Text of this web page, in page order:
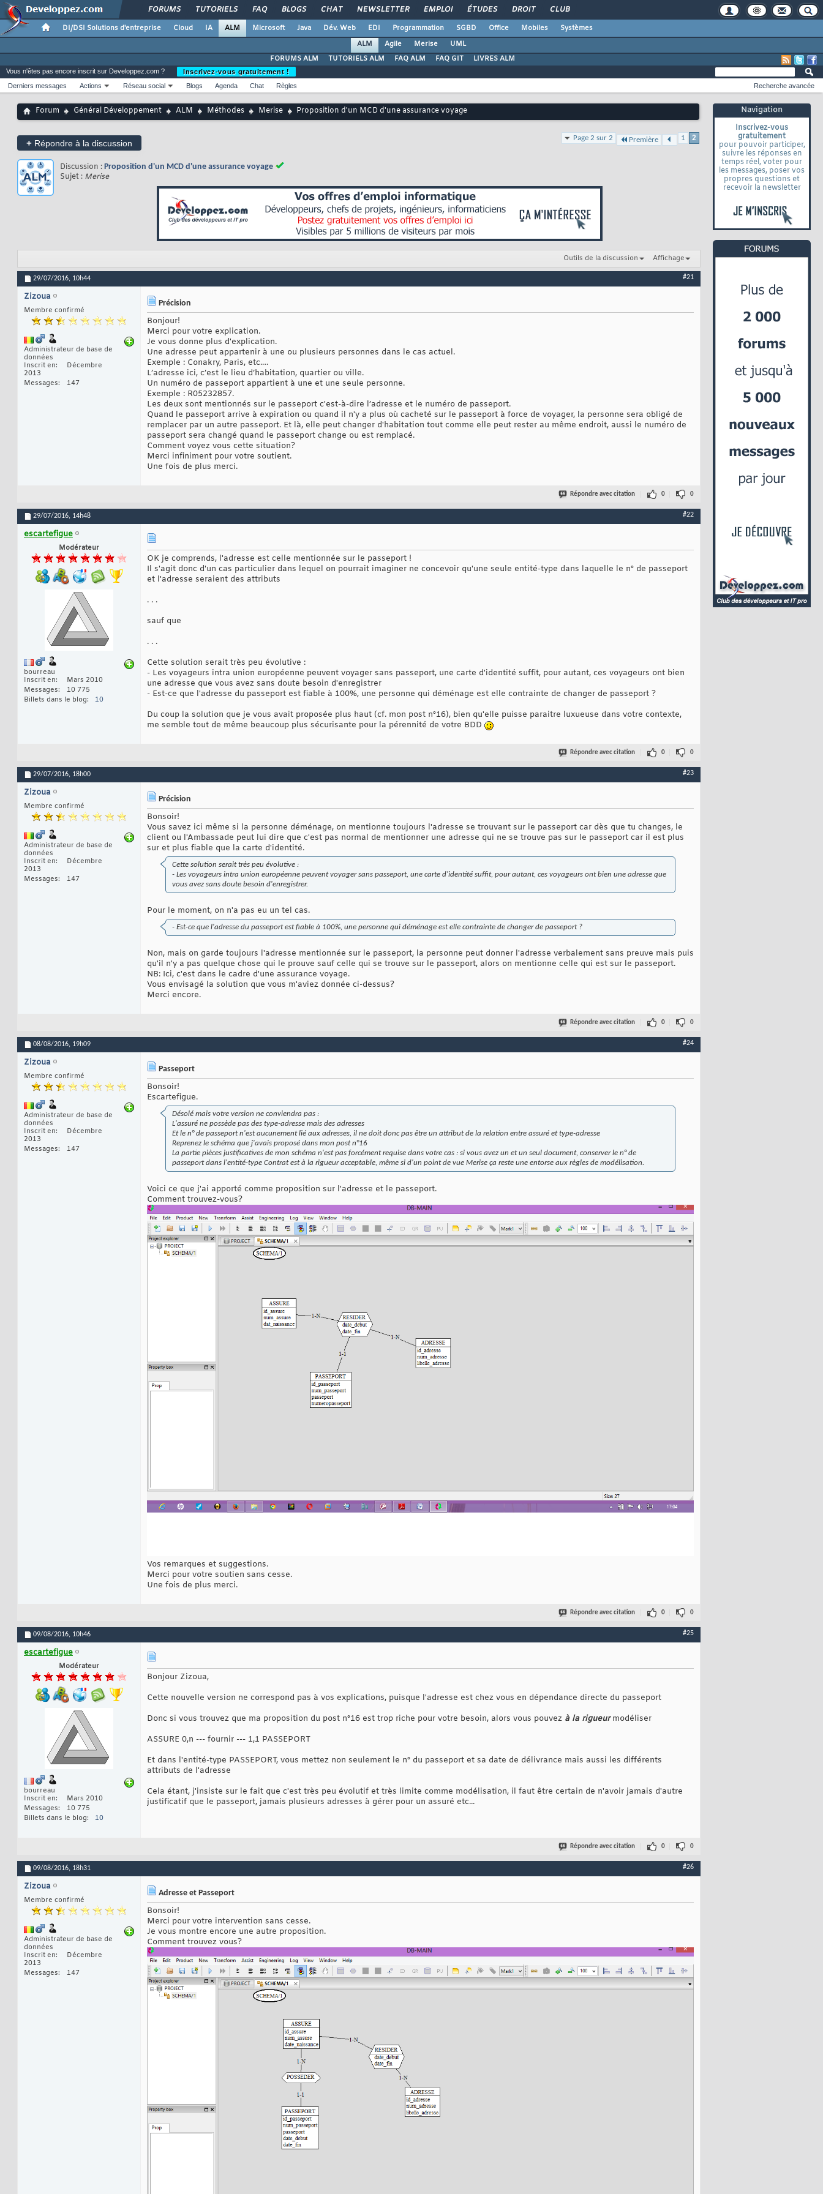
FORUMS TUTORIELS FAQ BLOGS CHAT NEWSLETTER EMPLOI ÉTUDES DROIT CLUB
DI/DSI Solutions d'entreprise Cloud IA ALM Microsoft Java Dév. Web EDI Programmation SGBD Office Mobiles
Systèmes
ALM
Agile Merise
UML
FORUMS ALM
TUTORIELS ALM FAQ ALM FAQ GIT LIVRES ALM
Navigation
Inscrivez-vous
gratuitement
pour pouvoir participer,
suivre les réponses en
temps réel, voter pour
les messages, poser vos
propres questions et
recevoir la newsletter
Vous n'êtes pas encore inscrit sur Developpez.com ?
Inscrivez-vous gratuitement !
Derniers messages
Actions Réseau social Blogs Agenda Chat Règles Recherche avancée
Forum Général Développement ALM Méthodes Merise Proposition d'un MCD d'une assurance voyage
+ Répondre à la discussion
Page 2 sur 2 Première 1 2
Discussion : Proposition d'un MCD d'une assurance voyage
Sujet : Merise
Outils de la discussion Affichage
29/07/2016, 10h44 #21
Zizoua
Membre confirmé
Administrateur de base de
données
Inscrit en
Décembre
2013
Messages
147
Précision
Bonjour!
Merci pour votre explication.
Je vous donne plus d'explication.
Une adresse peut appartenir à une ou plusieurs personnes dans le cas actuel.
Exemple : Conakry, Paris, etc.…
L’adresse ici, c’est le lieu d’habitation, quartier ou ville.
Un numéro de passeport appartient à une et une seule personne.
Exemple : R05232857.
Les deux sont mentionnés sur le passeport c'est-à-dire l’adresse et le numéro de passeport.
Quand le passeport arrive à expiration ou quand il n'y a plus où cacheté sur le passeport à force de voyager, la personne sera obligé de
remplacer par un autre passeport. Et là, elle peut changer d'habitation tout comme elle peut rester au même endroit, aussi le numéro de
passeport sera changé quand le passeport change ou est remplacé.
Comment voyez vous cette situation?
Merci infiniment pour votre soutient.
Une fois de plus merci.
Répondre avec citation 0 0
29/07/2016, 14h48 #22
escartefigue
Modérateur
bourreau
Inscrit en
Mars 2010
Messages
10 775
Billets dans le blog
10
OK je comprends, l'adresse est celle mentionnée sur le passeport !
Il s'agit donc d'un cas particulier dans lequel on pourrait imaginer ne concevoir qu'une seule entité-type dans laquelle le n° de passeport
et l'adresse seraient des attributs
. . .
sauf que
. . .
Cette solution serait très peu évolutive :
- Les voyageurs intra union européenne peuvent voyager sans passeport, une carte d'identité suffit, pour autant, ces voyageurs ont bien
une adresse que vous avez sans doute besoin d'enregistrer
- Est-ce que l'adresse du passeport est fiable à 100%, une personne qui déménage est elle contrainte de changer de passeport ?
Du coup la solution que je vous avait proposée plus haut (cf. mon post n°16), bien qu'elle puisse paraitre luxueuse dans votre contexte,
me semble tout de même beaucoup plus sécurisante pour la pérennité de votre BDD
Répondre avec citation 0 0
29/07/2016, 18h00 #23
Zizoua
Membre confirmé
Administrateur de base de
données
Inscrit en
Décembre
2013
Messages
147
Précision
Bonsoir!
Vous savez ici même si la personne déménage, on mentionne toujours l'adresse se trouvant sur le passeport car dès que tu changes, le
client ou l'Ambassade peut lui dire que c'est pas normal de mentionner une adresse qui ne se trouve pas sur le passeport car il est plus
sur et plus fiable que la carte d'identité.
Cette solution serait très peu évolutive :
- Les voyageurs intra union européenne peuvent voyager sans passeport, une carte d'identité suffit, pour autant, ces voyageurs ont bien une adresse que
vous avez sans doute besoin d'enregistrer.
Pour le moment, on n'a pas eu un tel cas.
- Est-ce que l'adresse du passeport est fiable à 100%, une personne qui déménage est elle contrainte de changer de passeport ?
Non, mais on garde toujours l'adresse mentionnée sur le passeport, la personne peut donner l'adresse verbalement sans preuve mais puis
qu'il n'y a pas quelque chose qui le prouve sauf celle qui se trouve sur le passeport, alors on mentionne celle qui est sur le passeport.
NB: Ici, c'est dans le cadre d'une assurance voyage.
Vous envisagé la solution que vous m'aviez donnée ci-dessus?
Merci encore.
Répondre avec citation 0 0
08/08/2016, 19h09 #24
Zizoua
Membre confirmé
Administrateur de base de
données
Inscrit en
Décembre
2013
Messages
147
Passeport
Bonsoir!
Escartefigue.
Désolé mais votre version ne conviendra pas :
L'assuré ne possède pas des type-adresse mais des adresses
Et le n° de passeport n'est aucunement lié aux adresses, il ne doit donc pas être un attribut de la relation entre assuré et type-adresse
Reprenez le schéma que j'avais proposé dans mon post n°16
La partie pièces justificatives de mon schéma n'est pas forcément requise dans votre cas : si vous avez un et un seul document, conserver le n° de
passeport dans l'entité-type Contrat est à la rigueur acceptable, même si d'un point de vue Merise ça reste une entorse aux règles de modélisation.
Voici ce que j'ai apporté comme proposition sur l'adresse et le passeport.
Comment trouvez-vous?
Vos remarques et suggestions.
Merci pour votre soutien sans cesse.
Une fois de plus merci.
Répondre avec citation 0 0
09/08/2016, 10h46 #25
escartefigue
Modérateur
bourreau
Inscrit en
Mars 2010
Messages
10 775
Billets dans le blog
10
Bonjour Zizoua,
Cette nouvelle version ne correspond pas à vos explications, puisque l'adresse est chez vous en dépendance directe du passeport
Donc si vous trouvez que ma proposition du post n°16 est trop riche pour votre besoin, alors vous pouvez à la rigueurmodéliser
ASSURE 0,n --- fournir --- 1,1 PASSEPORT
Et dans l'entité-type PASSEPORT, vous mettez non seulement le n° du passeport et sa date de délivrance mais aussi les différents
attributs de l'adresse
Cela étant, j'insiste sur le fait que c'est très peu évolutif et très limite comme modélisation, il faut être certain de n'avoir jamais d'autre
justificatif que le passeport, jamais plusieurs adresses à gérer pour un assuré etc...
Répondre avec citation 0 0
09/08/2016, 18h31 #26
Zizoua
Membre confirmé
Administrateur de base de
données
Inscrit en
Décembre
2013
Messages
147
Adresse et Passeport
Bonsoir!
Merci pour votre intervention sans cesse.
Je vous montre encore une autre proposition.
Comment trouvez vous?